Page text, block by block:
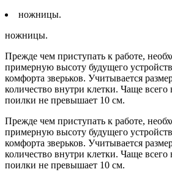
ножницы.
ножницы.
Прежде чем приступать к работе,
примерную высоту будущего
комфорта зверьков. Учитывается
количество внутри клетки. Чаще
поилки не превышает 10 см.
Прежде чем приступать к работе,
примерную высоту будущего
комфорта зверьков. Учитывается
количество внутри клетки. Чаще
поилки не превышает 10 см.